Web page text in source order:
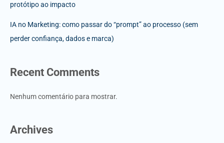
protótipo ao impacto
IA no Marketing: como passar do “prompt” ao processo (sem
perder confiança, dados e marca)
Recent Comments
Nenhum comentário para mostrar.
Archives